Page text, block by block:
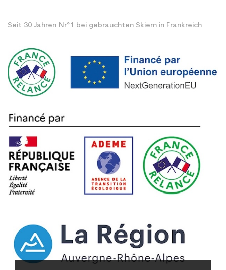
Seit 30 Jahren Nr°1 bei gebrauchten Skiern in Frankreich